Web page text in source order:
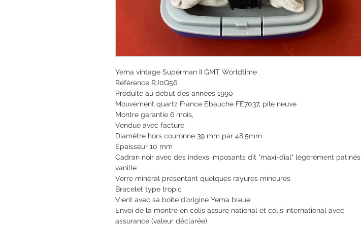
Yema vintage Superman II GMT Worldtime
Référence RJ0Q56
Produite au début des années 1990
Mouvement quartz France Ebauche FE7037, pile neuve
Montre garantie 6 mois,
Vendue avec facture
Diamètre hors couronne 39 mm par 48,5mm
Épaisseur 10 mm
Cadran noir avec des indexs imposants dit "maxi-dial" légèrement patinés
vanille
Verre minéral présentant quelques rayures mineures
Bracelet type tropic
Vient avec sa boîte d’origine Yema bleue
Envoi de la montre en colis assuré national et colis international avec
assurance (valeur déclarée)